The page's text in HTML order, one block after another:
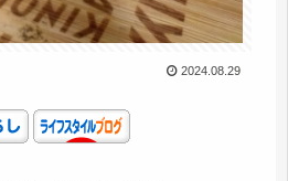
2024.08.29